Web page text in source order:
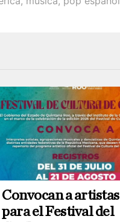
Convocan a artistas
para el Festival del